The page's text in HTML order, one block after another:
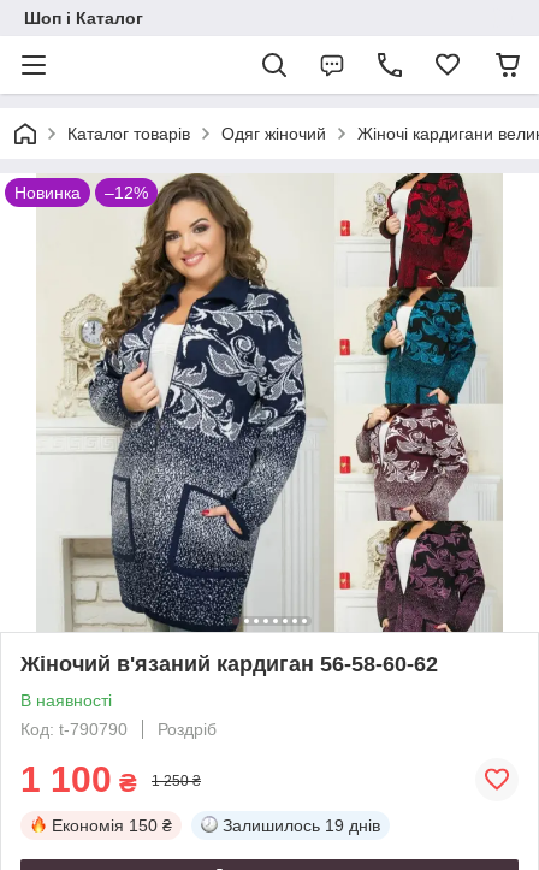
Шоп і Каталог
Каталог товарів Одяг жіночий Жіночі кардигани
Новинка –12%
Жіночий в'язаний кардиган 56-58-60-62
В наявності
Код: t-790790
Роздріб
1 100 ₴ 1 250 ₴
Економія 150 ₴ Залишилось 19 днів